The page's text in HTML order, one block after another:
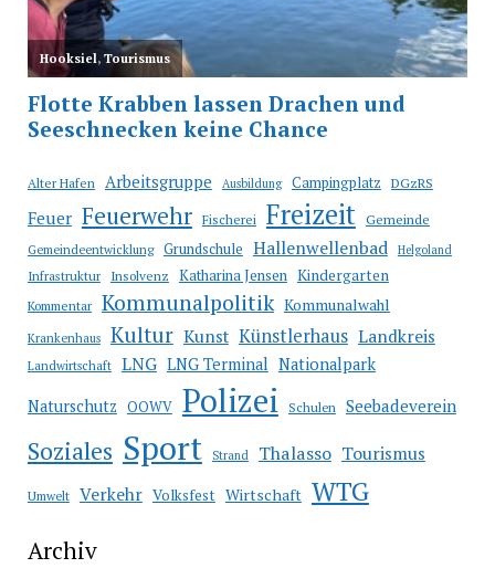
Alter Hafen Arbeitsgruppe Ausbildung Campingplatz DGzRS
Feuer Feuerwehr Fischerei Freizeit Gemeinde
Gemeindeentwicklung Grundschule Hallenwellenbad Helgoland
Infrastruktur Insolvenz Katharina Jensen Kindergarten
Kommentar Kommunalpolitik Kommunalwahl
Krankenhaus Kultur Kunst Künstlerhaus Landkreis
Landwirtschaft LNG LNG Terminal Nationalpark
Naturschutz OOWV Polizei Schulen Seebadeverein
Soziales Sport Strand Thalasso Tourismus
Umwelt Verkehr Volksfest Wirtschaft WTG
Archiv